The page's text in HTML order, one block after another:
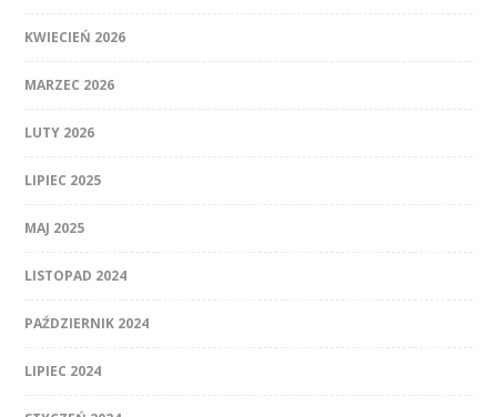
KWIECIEŃ 2026
MARZEC 2026
LUTY 2026
LIPIEC 2025
MAJ 2025
LISTOPAD 2024
PAŹDZIERNIK 2024
LIPIEC 2024